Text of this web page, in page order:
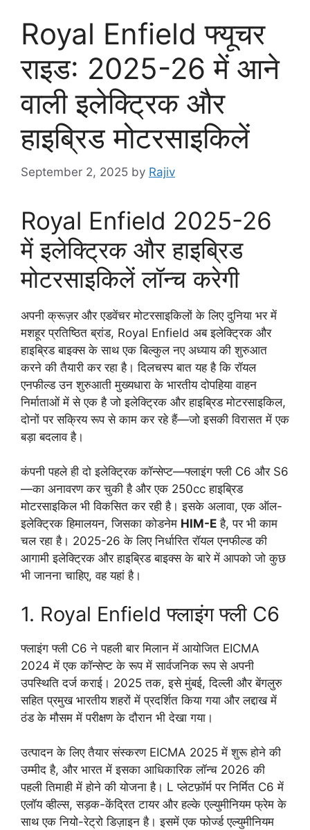
Royal Enfield फ्यूचर
राइड: 2025-26 में आने
वाली इलेक्ट्रिक और
हाइब्रिड मोटरसाइकिलें
September 2, 2025 by Rajiv
Royal Enfield 2025-26
में इलेक्ट्रिक और हाइब्रिड
मोटरसाइकिलें लॉन्च करेगी
अपनी क्रूज़र और एडवेंचर मोटरसाइकिलों के लिए दुनिया भर में
मशहूर प्रतिष्ठित ब्रांड, Royal Enfield अब इलेक्ट्रिक और
हाइब्रिड बाइक्स के साथ एक बिल्कुल नए अध्याय की शुरुआत
करने की तैयारी कर रहा है। दिलचस्प बात यह है कि रॉयल
एनफील्ड उन शुरुआती मुख्यधारा के भारतीय दोपहिया वाहन
निर्माताओं में से एक है जो इलेक्ट्रिक और हाइब्रिड मोटरसाइकिल,
दोनों पर सक्रिय रूप से काम कर रहे हैं—जो इसकी विरासत में एक
बड़ा बदलाव है।
कंपनी पहले ही दो इलेक्ट्रिक कॉन्सेप्ट—फ्लाइंग फ्ली C6 और S6
—का अनावरण कर चुकी है और एक 250cc हाइब्रिड
मोटरसाइकिल भी विकसित कर रही है। इसके अलावा, एक ऑल-
इलेक्ट्रिक हिमालयन, जिसका कोडनेम HIM-E है, पर भी काम
चल रहा है। 2025-26 के लिए निर्धारित रॉयल एनफील्ड की
आगामी इलेक्ट्रिक और हाइब्रिड बाइक्स के बारे में आपको जो कुछ
भी जानना चाहिए, वह यहां है।
1. Royal Enfield फ्लाइंग फ्ली C6
फ्लाइंग फ्ली C6 ने पहली बार मिलान में आयोजित EICMA
2024 में एक कॉन्सेप्ट के रूप में सार्वजनिक रूप से अपनी
उपस्थिति दर्ज कराई। 2025 तक, इसे मुंबई, दिल्ली और बेंगलुरु
सहित प्रमुख भारतीय शहरों में प्रदर्शित किया गया और लद्दाख में
ठंड के मौसम में परीक्षण के दौरान भी देखा गया।
उत्पादन के लिए तैयार संस्करण EICMA 2025 में शुरू होने की
उम्मीद है, और भारत में इसका आधिकारिक लॉन्च 2026 की
पहली तिमाही में होने की योजना है। L प्लेटफ़ॉर्म पर निर्मित C6 में
एलॉय व्हील्स, सड़क-केंद्रित टायर और हल्के एल्युमीनियम फ्रेम के
साथ एक नियो-रेट्रो डिज़ाइन है। इसमें एक फोर्ज्ड एल्युमीनियम